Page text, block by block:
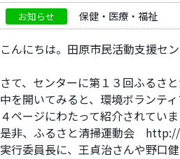
お知らせ 保健・医療・福祉
こんにちは。田原市民活動支援セン
さて、センターに第１３回ふるさ
中を開いてみると、環境ボランテ
４ページにわたって紹介されていま
是非、ふるさと清掃運動会
実行委員長に、王貞治さんや野口